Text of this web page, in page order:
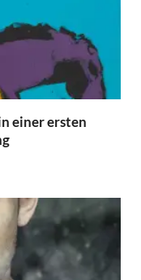
einer ersten